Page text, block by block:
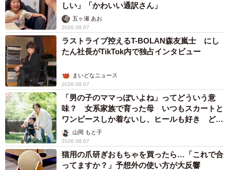
6/6
さくらと娘さんは大の仲良し！
卒業の際、うまく主張できずいつも控えめだったさくらの
姿を思い出すと、メンバーは「さくらロス」となり、正直
しい」「かわいい通訳さん」
五ヶ瀬 あお
2026.08.07
ラストライブ控えるT-BOLAN森友嵐士 にし
たん社長がTikTok内で独占インタビュー
まいどなニュース
2026.08.07
「男の子のママっぽいよね」ってどういう意
味？ 女系家族で育った母 いつもスカートと
ワンピースしか着ないし、ヒールも好き どの
へんが…
山岡 もと子
2026.08.07
猫用の爪研ぎおもちゃを買ったら…「これで合
ってますか？」予想外の使い方が大反響